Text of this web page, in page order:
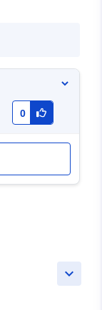
0
keyboard_arrow_down